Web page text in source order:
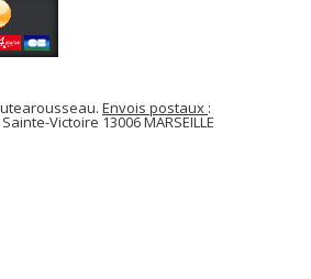
Envois postaux :
Victoire 13006 MARSEILLE